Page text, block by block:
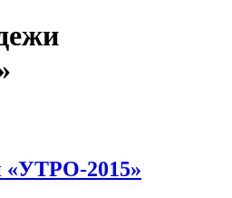
«УТРО-2015»